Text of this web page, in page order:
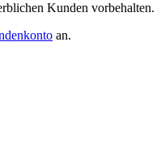
Kunden vorbehalten.
an.